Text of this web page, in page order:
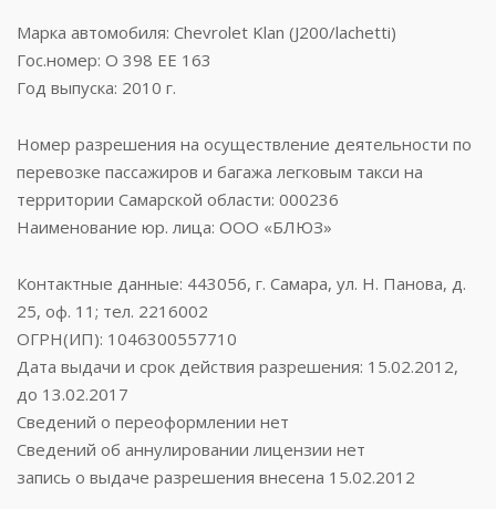
Марка автомобиля: Chevrolet Klan (J200/lachetti)
Гос.номер: О 398 ЕЕ 163
Год выпуска: 2010 г.
Номер разрешения на осуществление деятельности по
перевозке пассажиров и багажа легковым такси на
территории Самарской области: 000236
Наименование юр. лица: ООО «БЛЮЗ»
Контактные данные: 443056, г. Самара, ул. Н. Панова, д.
25, оф. 11; тел. 2216002
ОГРН(ИП): 1046300557710
Дата выдачи и срок действия разрешения: 15.02.2012,
до 13.02.2017
Сведений о переоформлении нет
Сведений об аннулировании лицензии нет
запись о выдаче разрешения внесена 15.02.2012